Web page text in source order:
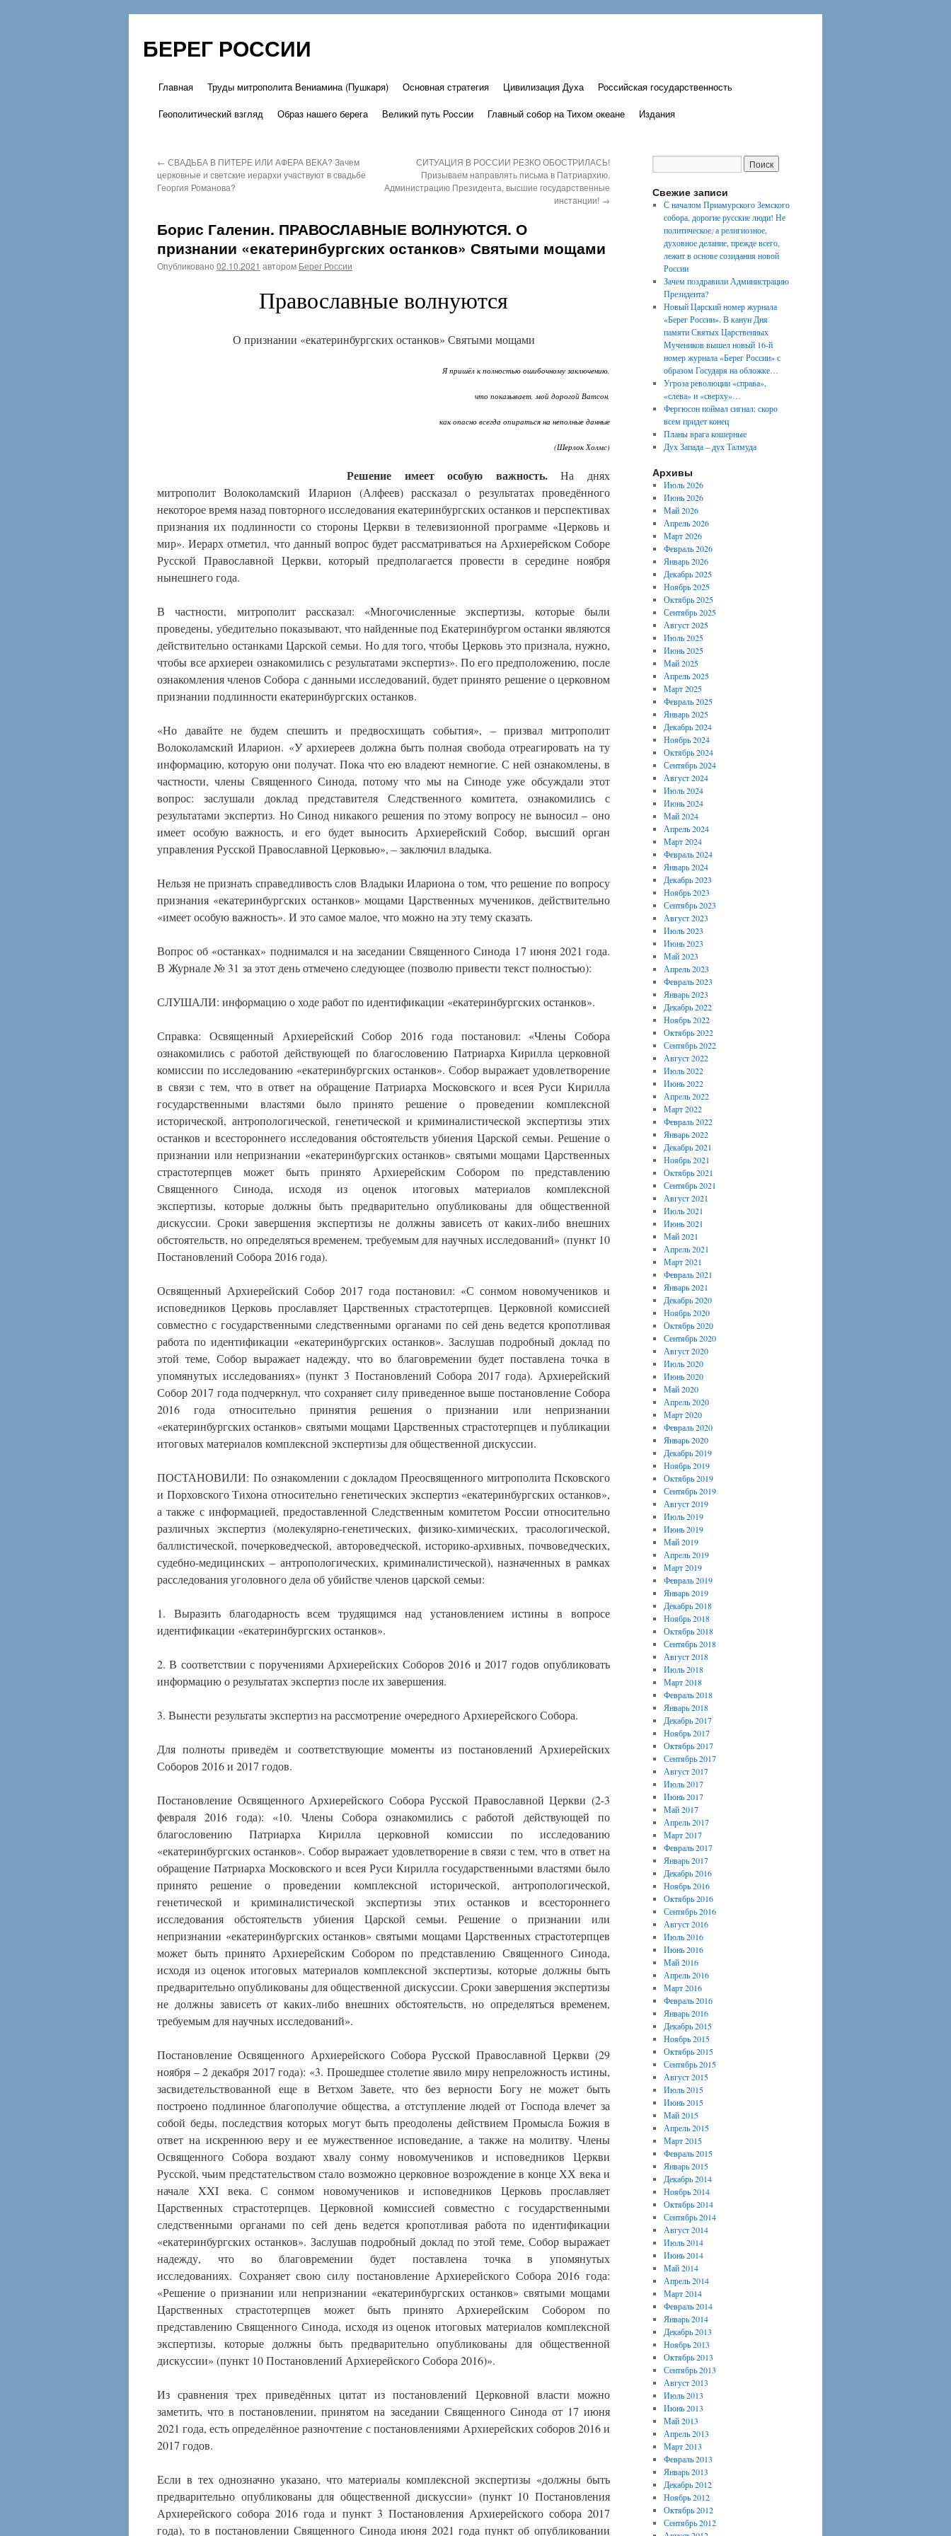
БЕРЕГ РОССИИ
Перейти
Главная Труды митрополита Вениамина (Пушкаря) Основная стратегия Цивилизация Духа
Российская государственность
Геополитический взгляд
Образ нашего берега Великий путь России Главный собор на Тихом океане Издания
← СВАДЬБА В ПИТЕРЕ ИЛИ АФЕРА ВЕКА? Зачем
церковные и светские иерархи участвуют в свадьбе
Георгия Романова?
СИТУАЦИЯ В РОССИИ РЕЗКО ОБОСТРИЛАСЬ!
Призываем направлять письма в Патриархию,
Администрацию Президента, высшие государственные
инстанции! →
Борис Галенин. ПРАВОСЛАВНЫЕ ВОЛНУЮТСЯ. О
признании «екатеринбургских останков» Святыми мощами
Опубликовано 02.10.2021 автором Берег России
Православные волнуются
О признании «екатеринбургских останков» Святыми мощами
Я пришёл к полностью ошибочному заключению,
что показывает, мой дорогой Ватсон,
как опасно всегда опираться на неполные данные
(Шерлок Холмс)
Решение имеет особую важность.На днях
митрополит Волоколамский Иларион (Алфеев) рассказал о результатах проведённого
некоторое время назад повторного исследования екатеринбургских останков и перспективах
признания их подлинности со стороны Церкви в телевизионной программе «Церковь и
мир». Иерарх отметил, что данный вопрос будет рассматриваться на Архиерейском Соборе
Русской Православной Церкви, который предполагается провести в середине ноября
нынешнего года.
В частности, митрополит рассказал: «Многочисленные экспертизы, которые были
проведены, убедительно показывают, что найденные под Екатеринбургом останки являются
действительно останками Царской семьи. Но для того, чтобы Церковь это признала, нужно,
чтобы все архиереи ознакомились с результатами экспертиз». По его предположению, после
ознакомления членов Собора с данными исследований, будет принято решение о церковном
признании подлинности екатеринбургских останков.
«Но давайте не будем спешить и предвосхищать события», ‒ призвал митрополит
Волоколамский Иларион. «У архиереев должна быть полная свобода отреагировать на ту
информацию, которую они получат. Пока что ею владеют немногие. С ней ознакомлены, в
частности, члены Священного Синода, потому что мы на Синоде уже обсуждали этот
вопрос: заслушали доклад представителя Следственного комитета, ознакомились с
результатами экспертиз. Но Синод никакого решения по этому вопросу не выносил ‒ оно
имеет особую важность, и его будет выносить Архиерейский Собор, высший орган
управления Русской Православной Церковью», ‒ заключил владыка.
Нельзя не признать справедливость слов Владыки Илариона о том, что решение по вопросу
признания «екатеринбургских останков» мощами Царственных мучеников, действительно
«имеет особую важность». И это самое малое, что можно на эту тему сказать.
Вопрос об «останках» поднимался и на заседании Священного Синода 17 июня 2021 года.
В Журнале № 31 за этот день отмечено следующее (позволю привести текст полностью):
СЛУШАЛИ: информацию о ходе работ по идентификации «екатеринбургских останков».
Справка: Освященный Архиерейский Собор 2016 года постановил: «Члены Собора
ознакомились с работой действующей по благословению Патриарха Кирилла церковной
комиссии по исследованию «екатеринбургских останков». Собор выражает удовлетворение
в связи с тем, что в ответ на обращение Патриарха Московского и всея Руси Кирилла
государственными властями было принято решение о проведении комплексной
исторической, антропологической, генетической и криминалистической экспертизы этих
останков и всестороннего исследования обстоятельств убиения Царской семьи. Решение о
признании или непризнании «екатеринбургских останков» святыми мощами Царственных
страстотерпцев может быть принято Архиерейским Собором по представлению
Священного Синода, исходя из оценок итоговых материалов комплексной
экспертизы, которые должны быть предварительно опубликованы для общественной
дискуссии. Сроки завершения экспертизы не должны зависеть от каких-либо внешних
обстоятельств, но определяться временем, требуемым для научных исследований» (пункт 10
Постановлений Собора 2016 года).
Освященный Архиерейский Собор 2017 года постановил: «С сонмом новомучеников и
исповедников Церковь прославляет Царственных страстотерпцев. Церковной комиссией
совместно с государственными следственными органами по сей день ведется кропотливая
работа по идентификации «екатеринбургских останков». Заслушав подробный доклад по
этой теме, Собор выражает надежду, что во благовремении будет поставлена точка в
упомянутых исследованиях» (пункт 3 Постановлений Собора 2017 года). Архиерейский
Собор 2017 года подчеркнул, что сохраняет силу приведенное выше постановление Собора
2016 года относительно принятия решения о признании или непризнании
«екатеринбургских останков» святыми мощами Царственных страстотерпцев и публикации
итоговых материалов комплексной экспертизы для общественной дискуссии.
ПОСТАНОВИЛИ: По ознакомлении с докладом Преосвященного митрополита Псковского
и Порховского Тихона относительно генетических экспертиз «екатеринбургских останков»,
а также с информацией, предоставленной Следственным комитетом России относительно
различных экспертиз (молекулярно-генетических, физико-химических, трасологической,
баллистической, почерковедческой, автороведческой, историко-архивных, почвоведческих,
судебно-медицинских ‒ антропологических, криминалистической), назначенных в рамках
расследования уголовного дела об убийстве членов царской семьи:
1. Выразить благодарность всем трудящимся над установлением истины в вопросе
идентификации «екатеринбургских останков».
2. В соответствии с поручениями Архиерейских Соборов 2016 и 2017 годов опубликовать
информацию о результатах экспертиз после их завершения.
3. Вынести результаты экспертиз на рассмотрение очередного Архиерейского Собора.
Для полноты приведём и соответствующие моменты из постановлений Архиерейских
Соборов 2016 и 2017 годов.
Постановление Освященного Архиерейского Собора Русской Православной Церкви (2-3
февраля 2016 года): «10. Члены Собора ознакомились с работой действующей по
благословению Патриарха Кирилла церковной комиссии по исследованию
«екатеринбургских останков». Собор выражает удовлетворение в связи с тем, что в ответ на
обращение Патриарха Московского и всея Руси Кирилла государственными властями было
принято решение о проведении комплексной исторической, антропологической,
генетической и криминалистической экспертизы этих останков и всестороннего
исследования обстоятельств убиения Царской семьи. Решение о признании или
непризнании «екатеринбургских останков» святыми мощами Царственных страстотерпцев
может быть принято Архиерейским Собором по представлению Священного Синода,
исходя из оценок итоговых материалов комплексной экспертизы, которые должны быть
предварительно опубликованы для общественной дискуссии. Сроки завершения экспертизы
не должны зависеть от каких-либо внешних обстоятельств, но определяться временем,
требуемым для научных исследований».
Постановление Освященного Архиерейского Собора Русской Православной Церкви (29
ноября ‒ 2 декабря 2017 года): «3. Прошедшее столетие явило миру непреложность истины,
засвидетельствованной еще в Ветхом Завете, что без верности Богу не может быть
построено подлинное благополучие общества, а отступление людей от Господа влечет за
собой беды, последствия которых могут быть преодолены действием Промысла Божия в
ответ на искреннюю веру и ее мужественное исповедание, а также на молитву. Члены
Освященного Собора воздают хвалу сонму новомучеников и исповедников Церкви
Русской, чьим предстательством стало возможно церковное возрождение в конце ХХ века и
начале XXI века. С сонмом новомучеников и исповедников Церковь прославляет
Царственных страстотерпцев. Церковной комиссией совместно с государственными
следственными органами по сей день ведется кропотливая работа по идентификации
«екатеринбургских останков». Заслушав подробный доклад по этой теме, Собор выражает
надежду, что во благовремении будет поставлена точка в упомянутых
исследованиях. Сохраняет свою силу постановление Архиерейского Собора 2016 года:
«Решение о признании или непризнании «екатеринбургских останков» святыми мощами
Царственных страстотерпцев может быть принято Архиерейским Собором по
представлению Священного Синода, исходя из оценок итоговых материалов комплексной
экспертизы, которые должны быть предварительно опубликованы для общественной
дискуссии» (пункт 10 Постановлений Архиерейского Собора 2016)».
Из сравнения трех приведённых цитат из постановлений Церковной власти можно
заметить, что в постановлении, принятом на заседании Священного Синода от 17 июня
2021 года, есть определённое разночтение с постановлениями Архиерейских соборов 2016 и
2017 годов.
Если в тех однозначно указано, что материалы комплексной экспертизы «должны быть
предварительно опубликованы для общественной дискуссии» (пункт 10 Постановления
Архиерейского собора 2016 года и пункт 3 Постановления Архиерейского собора 2017
года), то в постановлении Священного Синода июня 2021 года пункт об опубликовании
Свежие записи
С началом Приамурского Земского
собора, дорогие русские люди! Не
политическое, а религиозное,
духовное делание, прежде всего,
лежит в основе созидания новой
России
Зачем поздравили Администрацию
Президента?
Новый Царский номер журнала
«Берег России». В канун Дня
памяти Святых Царственных
Мучеников вышел новый 16-й
номер журнала «Берег России» с
образом Государя на обложке…
Угроза революции «справа»,
«слева» и «сверху»…
Фергюсон поймал сигнал: скоро
всем придет конец
Планы врага кошерные
Дух Запада – дух Талмуда
Архивы
Июль 2026
Июнь 2026
Май 2026
Апрель 2026
Март 2026
Февраль 2026
Январь 2026
Декабрь 2025
Ноябрь 2025
Октябрь 2025
Сентябрь 2025
Август 2025
Июль 2025
Июнь 2025
Май 2025
Апрель 2025
Март 2025
Февраль 2025
Январь 2025
Декабрь 2024
Ноябрь 2024
Октябрь 2024
Сентябрь 2024
Август 2024
Июль 2024
Июнь 2024
Май 2024
Апрель 2024
Март 2024
Февраль 2024
Январь 2024
Декабрь 2023
Ноябрь 2023
Сентябрь 2023
Август 2023
Июль 2023
Июнь 2023
Май 2023
Апрель 2023
Февраль 2023
Январь 2023
Декабрь 2022
Ноябрь 2022
Октябрь 2022
Сентябрь 2022
Август 2022
Июль 2022
Июнь 2022
Апрель 2022
Март 2022
Февраль 2022
Январь 2022
Декабрь 2021
Ноябрь 2021
Октябрь 2021
Сентябрь 2021
Август 2021
Июль 2021
Июнь 2021
Май 2021
Апрель 2021
Март 2021
Февраль 2021
Январь 2021
Декабрь 2020
Ноябрь 2020
Октябрь 2020
Сентябрь 2020
Август 2020
Июль 2020
Июнь 2020
Май 2020
Апрель 2020
Март 2020
Февраль 2020
Январь 2020
Декабрь 2019
Ноябрь 2019
Октябрь 2019
Сентябрь 2019
Август 2019
Июль 2019
Июнь 2019
Май 2019
Апрель 2019
Март 2019
Февраль 2019
Январь 2019
Декабрь 2018
Ноябрь 2018
Октябрь 2018
Сентябрь 2018
Август 2018
Июль 2018
Март 2018
Февраль 2018
Январь 2018
Декабрь 2017
Ноябрь 2017
Октябрь 2017
Сентябрь 2017
Август 2017
Июль 2017
Июнь 2017
Май 2017
Апрель 2017
Март 2017
Февраль 2017
Январь 2017
Декабрь 2016
Ноябрь 2016
Октябрь 2016
Сентябрь 2016
Август 2016
Июль 2016
Июнь 2016
Май 2016
Апрель 2016
Март 2016
Февраль 2016
Январь 2016
Декабрь 2015
Ноябрь 2015
Октябрь 2015
Сентябрь 2015
Август 2015
Июль 2015
Июнь 2015
Май 2015
Апрель 2015
Март 2015
Февраль 2015
Январь 2015
Декабрь 2014
Ноябрь 2014
Октябрь 2014
Сентябрь 2014
Август 2014
Июль 2014
Июнь 2014
Май 2014
Апрель 2014
Март 2014
Февраль 2014
Январь 2014
Декабрь 2013
Ноябрь 2013
Октябрь 2013
Сентябрь 2013
Август 2013
Июль 2013
Июнь 2013
Май 2013
Апрель 2013
Март 2013
Февраль 2013
Январь 2013
Декабрь 2012
Ноябрь 2012
Октябрь 2012
Сентябрь 2012